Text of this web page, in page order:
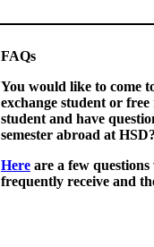
FAQs
You would like to come
exchange student or free
student and have
semester abroad at
Here are a few questions
frequently receive and